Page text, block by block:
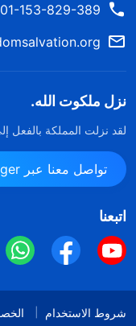
153-829-389+ 213-551-750-916+
نزل ملكوت الله.
لقد نزلت المملكة بالفعل
تواصل معنا عبر Messenger
اتبعنا
شروط الاستخدام